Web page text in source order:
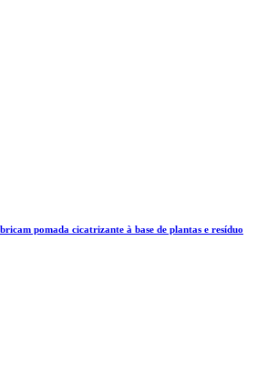
pomada cicatrizante à base de plantas e resíduo